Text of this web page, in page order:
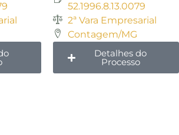
52.1996.8.13.0079
2ª Vara Empresarial
Contagem/MG
Detalhes do
Processo